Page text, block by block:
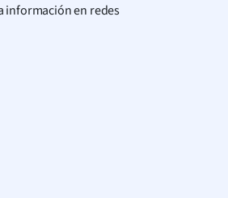
información en redes